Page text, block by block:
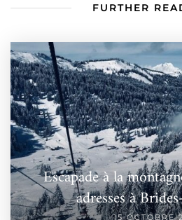
FURTHER
Escapade à la
adresses à
15 OCTOBRE